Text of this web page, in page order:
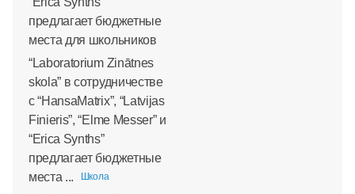
“Laboratorium Zinātnes
skola” в сотрудничестве
с “HansaMatrix”, “Latvijas
Finieris”, “Elme Messer” и
“Erica Synths”
предлагает бюджетные
места ...
Школа